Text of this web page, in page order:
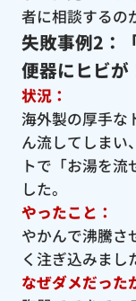
者に相談するの
失敗事例2：
便器にヒビが
状況：
海外製の厚手な
ん流してしまい
トで「お湯を
した。
やったこと：
やかんで沸騰さ
く注ぎ込みまし
なぜダメだった